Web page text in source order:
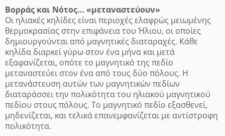
Βορράς και Νότος… «μεταναστεύουν»
Οι ηλιακές κηλίδες είναι περιοχές ελαφρώς μειωμένης
θερμοκρασίας στην επιφάνεια του Ήλιου, οι οποίες
δημιουργούνται από μαγνητικές διαταραχές. Κάθε
κηλίδα διαρκεί γύρω στον ένα μήνα και μετά
εξαφανίζεται, οπότε το μαγνητικό της πεδίο
μεταναστεύει στον ένα από τους δύο πόλους. Η
μετανάστευση αυτών των μαγνητικών πεδίων
διαταράσσει την πολικότητα του ηλιακού μαγνητικού
πεδίου στους πόλους. Το μαγνητικό πεδίο εξασθενεί,
μηδενίζεται, και τελικά επανεμφανίζεται με αντίστροφη
πολικότητα.